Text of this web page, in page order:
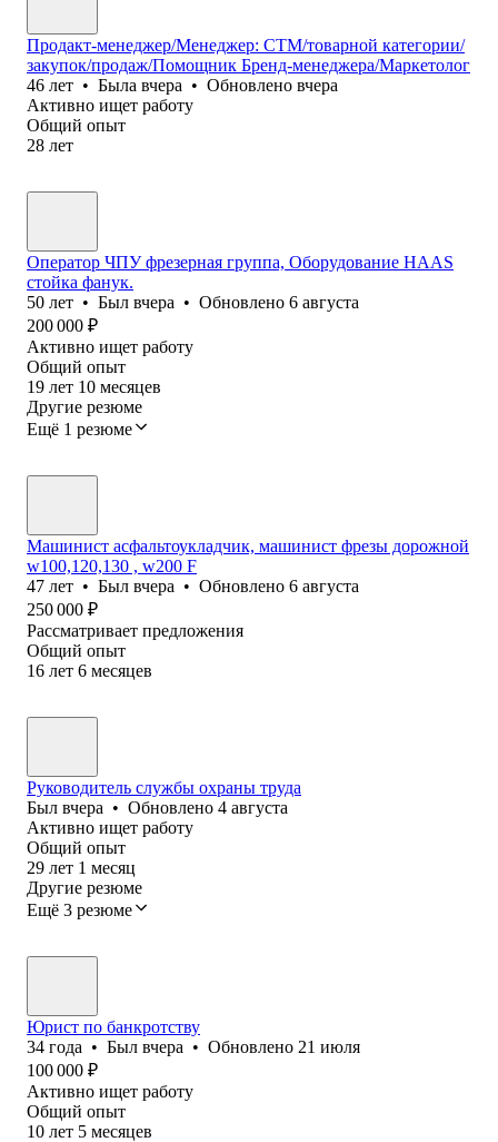
Продакт-менеджер/Менеджер: СТМ/товарной категории/
закупок/продаж/Помощник Бренд-менеджера/Маркетолог
46 лет • Была вчера • Обновлено вчера
Активно ищет работу
Общий опыт
28 лет
Оператор ЧПУ фрезерная группа, Оборудование HAAS
стойка фанук.
50 лет • Был вчера • Обновлено 6 августа
200 000 ₽
Активно ищет работу
Общий опыт
19 лет 10 месяцев
Другие резюме
Ещё 1 резюме
Машинист асфальтоукладчик, машинист фрезы дорожной
w100,120,130 , w200 F
47 лет • Был вчера • Обновлено 6 августа
250 000 ₽
Рассматривает предложения
Общий опыт
16 лет 6 месяцев
Руководитель службы охраны труда
Был вчера • Обновлено 4 августа
Активно ищет работу
Общий опыт
29 лет 1 месяц
Другие резюме
Ещё 3 резюме
Юрист по банкротству
34 года • Был вчера • Обновлено 21 июля
100 000 ₽
Активно ищет работу
Общий опыт
10 лет 5 месяцев